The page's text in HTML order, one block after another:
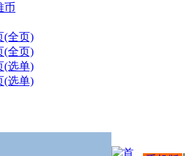
币
(全页)
(全页)
(选单)
(选单)